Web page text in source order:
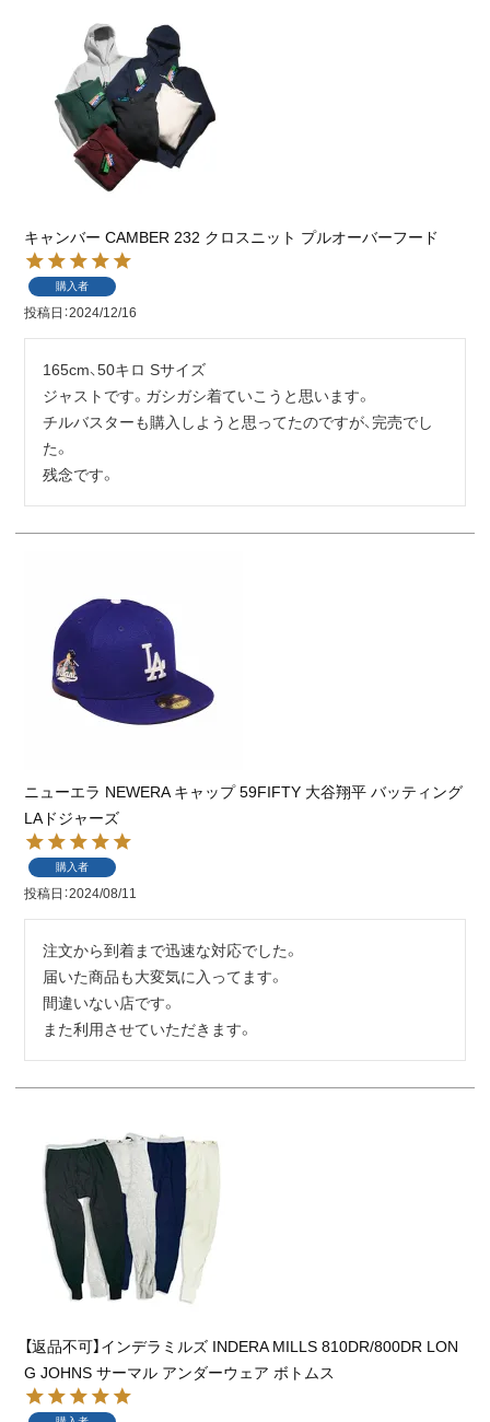
キャンバー CAMBER 232 クロスニット プルオーバーフード
購入者
投稿日 2024/12/16
165cm、50キロ Sサイズ
ジャストです。ガシガシ着ていこうと思います。
チルバスターも購入しようと思ってたのですが、完売でし
た。
残念です。
ニューエラ NEWERA キャップ 59FIFTY 大谷翔平 バッティング
LAドジャーズ
購入者
投稿日 2024/08/11
注文から到着まで迅速な対応でした。
届いた商品も大変気に入ってます。
間違いない店です。
また利用させていただきます。
【返品不可】インデラミルズ INDERA MILLS 810DR/800DR LON
G JOHNS サーマル アンダーウェア ボトムス